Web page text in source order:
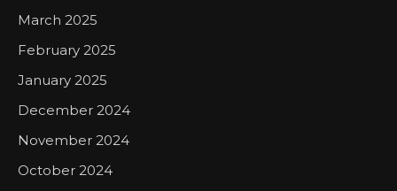
March 2025
February 2025
January 2025
December 2024
November 2024
October 2024